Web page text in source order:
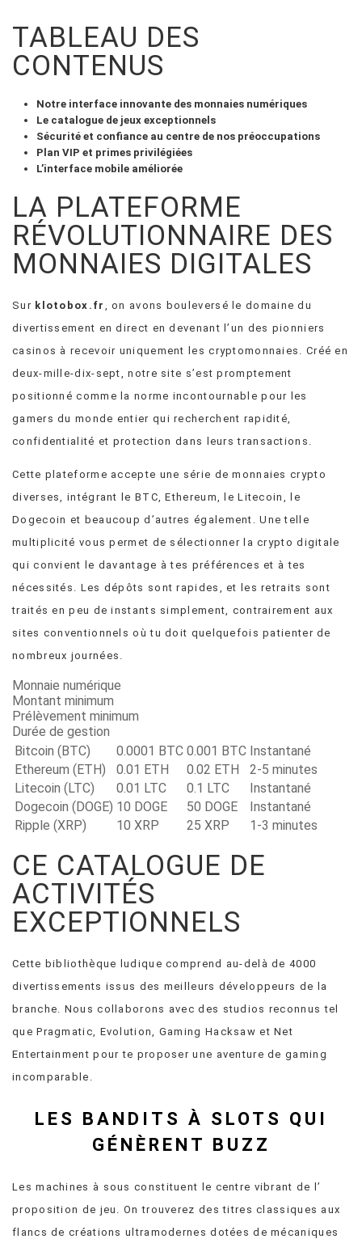
TABLEAU DES
CONTENUS
Notre interface innovante des monnaies numériques
Le catalogue de jeux exceptionnels
Sécurité et confiance au centre de nos préoccupations
Plan VIP et primes privilégiées
L’interface mobile améliorée
LA PLATEFORME
RÉVOLUTIONNAIRE DES
MONNAIES DIGITALES
Sur klotobox.fr , on avons bouleversé le domaine du
divertissement en direct en devenant l’un des pionniers
casinos à recevoir uniquement les cryptomonnaies. Créé en
deux-mille-dix-sept, notre site s’est promptement
positionné comme la norme incontournable pour les
gamers du monde entier qui recherchent rapidité,
confidentialité et protection dans leurs transactions.
Cette plateforme accepte une série de monnaies crypto
diverses, intégrant le BTC, Ethereum, le Litecoin, le
Dogecoin et beaucoup d’autres également. Une telle
multiplicité vous permet de sélectionner la crypto digitale
qui convient le davantage à tes préférences et à tes
nécessités. Les dépôts sont rapides, et les retraits sont
traités en peu de instants simplement, contrairement aux
sites conventionnels où tu doit quelquefois patienter de
nombreux journées.
Monnaie numérique
Montant minimum
Prélèvement minimum
Durée de gestion
Bitcoin (BTC)
0.0001 BTC 0.001 BTC Instantané
Ethereum (ETH)
0.01 ETH 0.02 ETH
2-5 minutes
Litecoin (LTC)
0.01 LTC 0.1 LTC
Instantané
Dogecoin (DOGE) 10 DOGE 50 DOGE
Instantané
Ripple (XRP)
10 XRP 25 XRP 1-3 minutes
CE CATALOGUE DE
ACTIVITÉS
EXCEPTIONNELS
Cette bibliothèque ludique comprend au-delà de 4000
divertissements issus des meilleurs développeurs de la
branche. Nous collaborons avec des studios reconnus tel
que Pragmatic, Evolution, Gaming Hacksaw et Net
Entertainment pour te proposer une aventure de gaming
incomparable.
LES BANDITS À SLOTS QUI
GÉNÈRENT BUZZ
Les machines à sous constituent le centre vibrant de l’
proposition de jeu. On trouverez des titres classiques aux
flancs de créations ultramodernes dotées de mécaniques